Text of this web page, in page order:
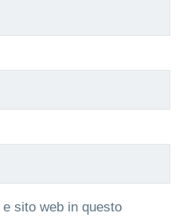
sito web in questo